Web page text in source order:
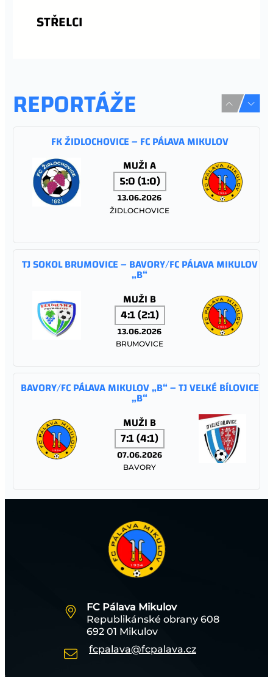
STŘELCI
REPORTÁŽE
FK ŽIDLOCHOVICE – FC PÁLAVA MIKULOV
MUŽI A
5:0 (1:0)
13.06.2026
ŽIDLOCHOVICE
TJ SOKOL BRUMOVICE – BAVORY/FC PÁLAVA MIKULOV
„B“
MUŽI B
4:1 (2:1)
13.06.2026
BRUMOVICE
BAVORY/FC PÁLAVA MIKULOV „B“ – TJ VELKÉ BÍLOVICE
„B“
MUŽI B
7:1 (4:1)
07.06.2026
BAVORY
MUŽI A
1:1 (0:1)
06.06.2026
MIKULOV
TJ SOKOL TĚŠANY – FC PÁLAVA MIKULOV
STARŠÍ ŽÁCI
FC Pálava Mikulov
Republikánské obrany 608
692 01 Mikulov
fcpalava@fcpalava.cz